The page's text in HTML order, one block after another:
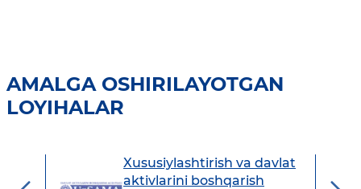
AMALGA OSHIRILAYOTGAN
LOYIHALAR
Xususiylashtirish va davlat
aktivlarini boshqarish